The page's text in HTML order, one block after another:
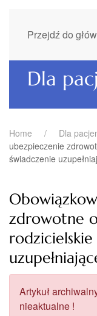
Przejdź do
Dla
Home Dla
ubezpieczenie
świadczenie
zdrowotne
Artykuł
nieaktualne !